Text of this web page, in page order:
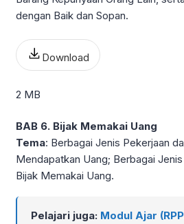
dengan Baik dan Sopan.
Download
2 MB
BAB 6. Bijak Memakai Uang
Tema: Berbagai Jenis Pekerjaan
Mendapatkan Uang; Berbagai
Bijak Memakai Uang.
Pelajari juga: Modul Ajar